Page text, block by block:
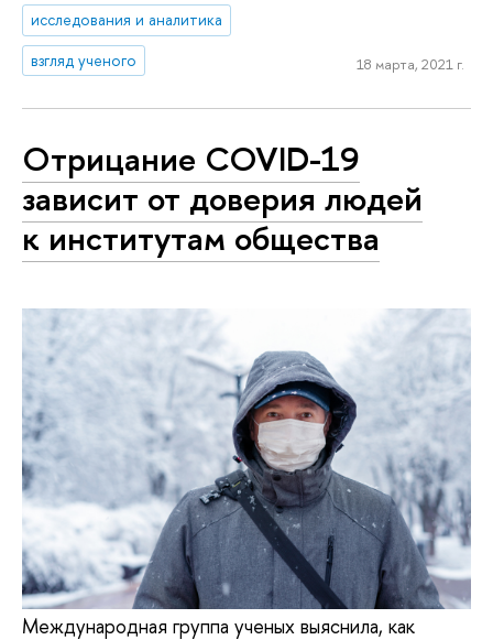
исследования и аналитика
взгляд ученого
18 марта, 2021 г.
Отрицание COVID-19
зависит от доверия людей
к институтам общества
Международная группа ученых выяснила, как